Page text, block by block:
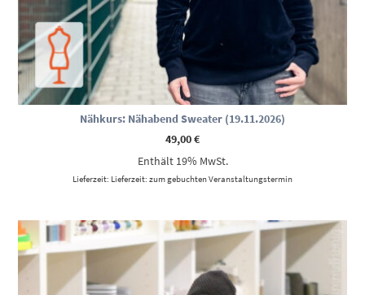
Nähkurs: Nähabend Sweater (19.11.2026)
49,00€
Enthält 19% MwSt.
Lieferzeit: Lieferzeit: zum gebuchten Veranstaltungstermin